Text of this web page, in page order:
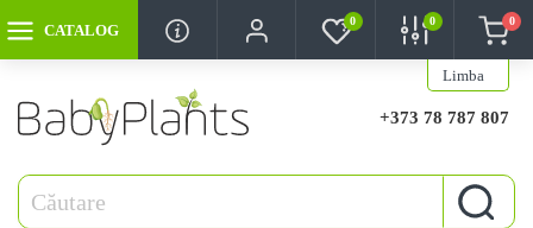
CATALOG
Limba
0 0 0
+373 78 787 807